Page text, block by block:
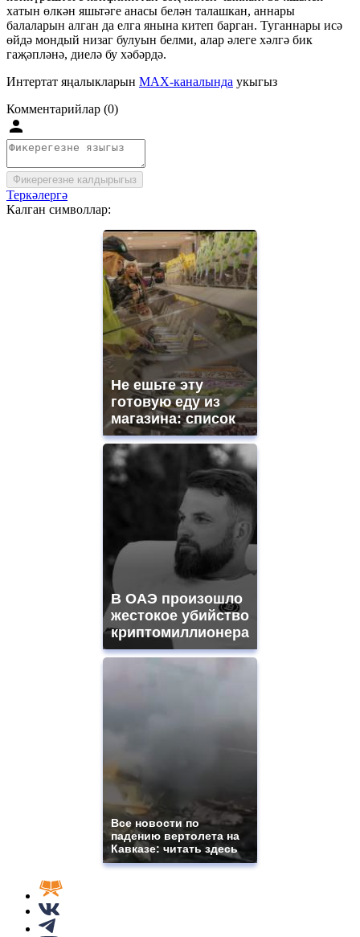
хатын өлкән яшьтәге анасы белән талашкан, аннары
балаларын алган да елга янына китеп барган. Туганнары исә
өйдә мондый низаг булуын белми, алар әлеге хәлгә бик
гаҗәпләнә, диелә бу хәбәрдә.
Интертат яңалыкларын MAX-каналында укыгыз
Комментарийлар (0)
Фикерегезне калдырыгыз
Теркәлергә
Калган символлар:
Не ешьте эту
готовую еду из
магазина: список
В ОАЭ произошло
жестокое убийство
криптомиллионера
Все новости по
падению вертолета на
Кавказе: читать здесь